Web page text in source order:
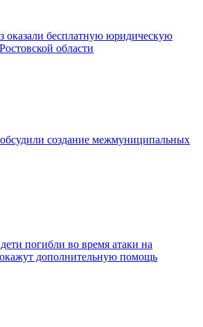
оказали бесплатную юридическую
области
создание межмуниципальных
погибли во время атаки на
дополнительную помощь